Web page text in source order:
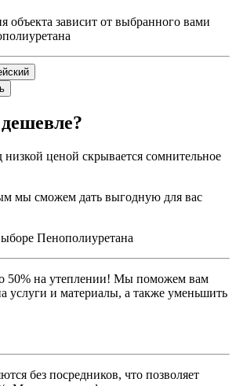
объекта зависит от выбранного вами
ценой скрывается сомнительное
мы сможем дать выгодную для вас
Пенополиуретана
50% на утеплении! Мы поможем вам
услуги и материалы, а также уменьшить
без посредников, что позволяет